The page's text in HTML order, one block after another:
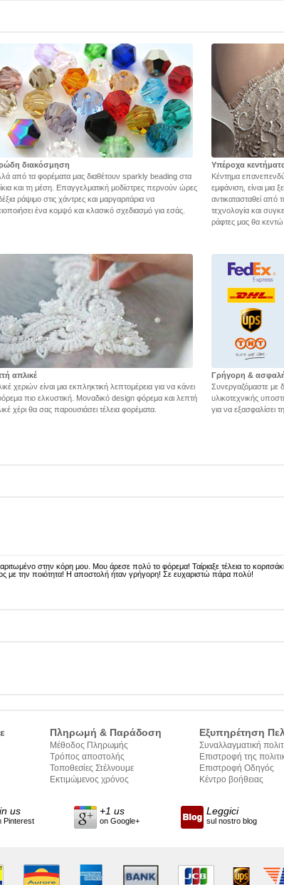
διακόσμηση
από τα φορέματα μας διαθέτουν sparkly beading στα
και τη μέση. Επαγγελματική μοδίστρες περνούν ώρες
ράψιμο στις χάντρες και μαργαριτάρια να
ένα κομψό και κλασικό σχεδιασμό για εσάς.
Υπέροχα
Κέντημα
εμφάνιση, είναι μια
αντικατασταθεί από
τεχνολογία και
ράφτες μας θα κεντώ
απλικέ
χεριών είναι μια εκπληκτική λεπτομέρεια για να κάνει
πιο ελκυστική. Μοναδικό design φόρεμα και λεπτή
χέρι θα σας παρουσιάσει τέλεια φορέματα.
Γρήγορη &
Συνεργαζόμαστε με
υλικοτεχνικής
για να εξασφαλίσει
στην κόρη μου. Μου άρεσε πολύ το φόρεμα! Ταίριαξε τέλεια το κοριτσάκι
με την ποιότητα! Η αποστολή ήταν γρήγορη! Σε ευχαριστώ πάρα πολύ!
Πληρωμή & Παράδοση
Μέθοδος Πληρωμής
Τρόπος αποστολής
Τοποθεσίες Στέλνουμε
Εκτιμώμενος χρόνος
Εξυπηρέτηση
Συναλλαγματική
Επιστροφή της
Επιστροφή Οδηγός
Εφαρμογής
Κέντρο βοήθειας
us
Pinterest
+1 us
on Google+
Leggici
sul nostro blog